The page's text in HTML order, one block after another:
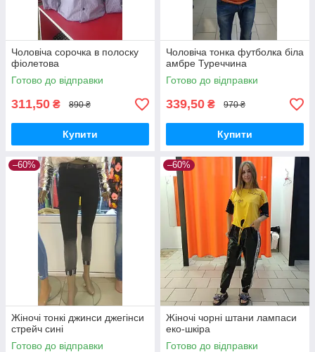
Чоловіча сорочка в полоску
фіолетова
Готово до відправки
311,50 ₴ 890 ₴
Купити
Чоловіча тонка футболка біла
амбре Туреччина
Готово до відправки
339,50 ₴ 970 ₴
Купити
–60%
Жіночі тонкі джинси джегінси
стрейч сині
Готово до відправки
–60%
Жіночі чорні штани лампаси
еко-шкіра
Готово до відправки